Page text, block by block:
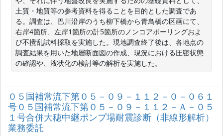
土質・地質等の参考資料を得ることを目的とした調査であ
る。調査は、巴川沿岸のうち柳下橋から青鳥橋の区画にて、
右岸4箇所、左岸1箇所の計5箇所のノンコアボーリングおよ
び不攪乱試料採取を実施した。現地調査終了後は、各地点の
調査結果を用いた地層断面図の作成、現況における圧密状態
の確認や、液状化の検討等の解析を実施した。
０５国補常流下第０５－０９－１１２－０－０６１
号０５国補常流下第０５－０９－１１２－Ａ－０５
１号合併大穂中継ポンプ場耐震診断（非線形解析）
業務委託